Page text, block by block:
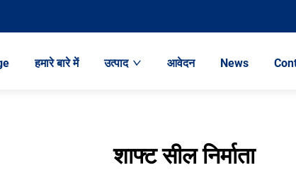
हमारे बारे में उत्पाद आवेदन News
शाफ्ट सील निर्माता